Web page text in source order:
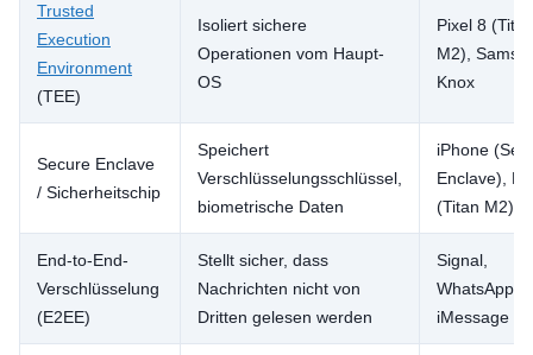
Trusted
Execution
Environment
(TEE)
Isoliert sichere
Operationen vom Haupt-
OS
Pixel 8 (Titan
M2),
Knox
Secure Enclave
/ Sicherheitschip
Speichert
Verschlüsselungsschlüssel,
biometrische Daten
iPhone
Enclave),
(Titan M2)
End-to-End-
Verschlüsselung
(E2EE)
Stellt sicher, dass
Nachrichten nicht von
Dritten gelesen werden
Signal,
WhatsApp,
iMessage